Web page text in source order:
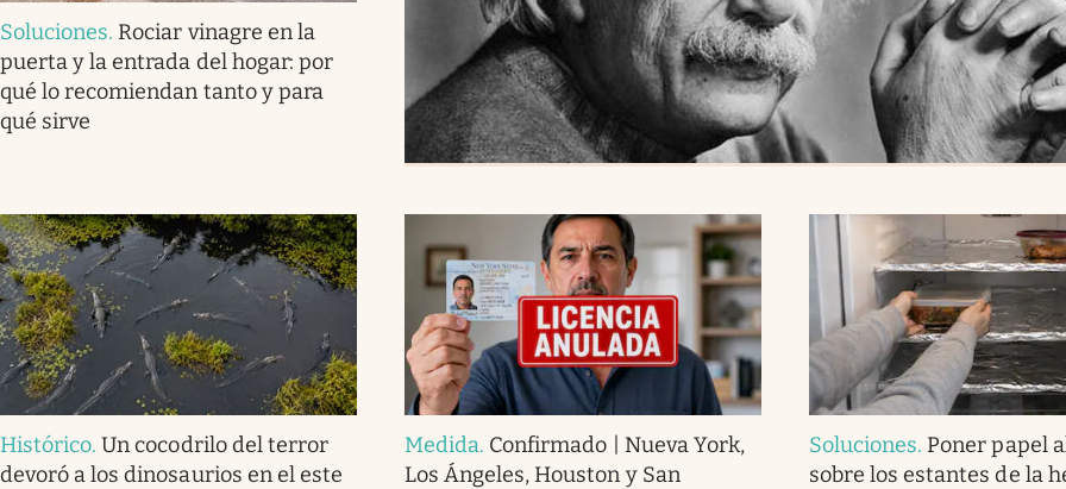
Soluciones. Rociar vinagre en la
puerta y la entrada del hogar: por
qué lo recomiendan tanto y para
qué sirve
Histórico.Un cocodrilo del terror
devoró a los dinosaurios en el este
Medida. Confirmado | Nueva York,
Los Ángeles, Houston y San
Soluciones. Poner papel
sobre los estantes de la